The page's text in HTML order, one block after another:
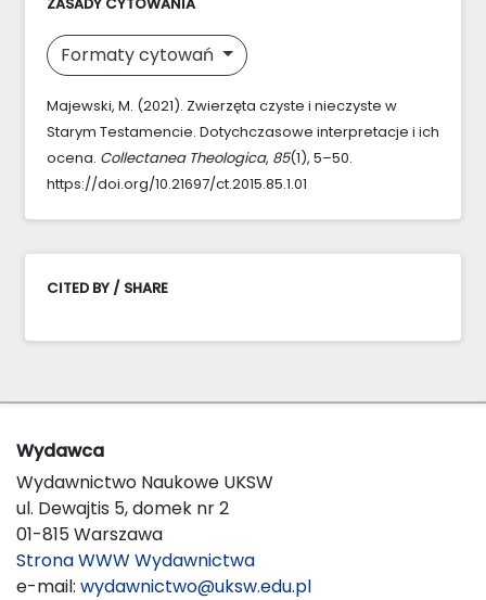
Formaty cytowań
Majewski, M. (2021). Zwierzęta czyste i nieczyste w
Starym Testamencie. Dotychczasowe interpretacje i ich
ocena. Collectanea Theologica, 85(1), 5–50.
https://doi.org/10.21697/ct.2015.85.1.01
CITED BY / SHARE
Wydawca
Wydawnictwo Naukowe UKSW
ul. Dewajtis 5, domek nr 2
01-815 Warszawa
Strona WWW Wydawnictwa
e-mail: wydawnictwo@uksw.edu.pl